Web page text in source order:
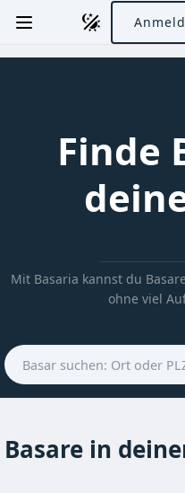
Forum
Häufige
Fragen
Finde
Mit Basaria kannst du
ohne viel
Basar suchen: Ort oder
Basare in